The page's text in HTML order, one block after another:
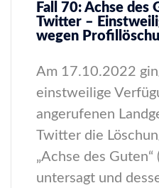
Fall 70: Achse des
Twitter –
wegen
Am 17.10.2022
einstweilige
angerufenen
Twitter die
„Achse des Guten“
untersagt und